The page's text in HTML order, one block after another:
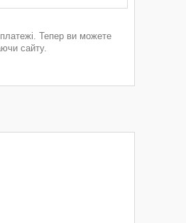
платежі. Тепер ви можете
сайту.